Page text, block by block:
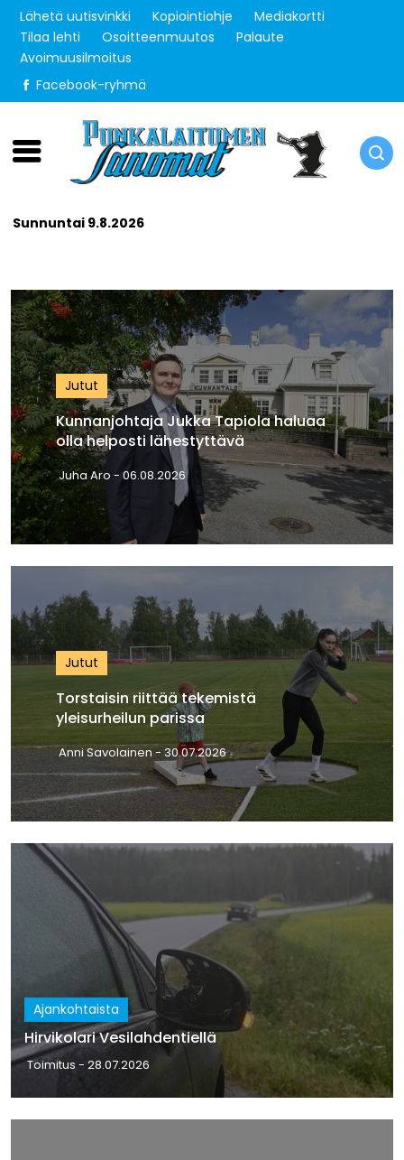
Lähetä uutisvinkki Kopiointiohje
Mediakortti
Tilaa lehti
Osoitteenmuutos
Palaute
Avoimuusilmoitus
Facebook-ryhmä
Sunnuntai 9.8.2026
Jutut
Kunnanjohtaja Jukka Tapiola haluaa
olla helposti lähestyttävä
Juha Aro - 06.08.2026
Jutut
Torstaisin riittää tekemistä
yleisurheilun parissa
Anni Savolainen- 30.07.2026
Ajankohtaista
Hirvikolari Vesilahdentiellä
Toimitus - 28.07.2026